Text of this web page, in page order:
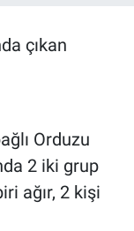
çıkan
Orduzu
2 iki grup
ağır, 2 kişi